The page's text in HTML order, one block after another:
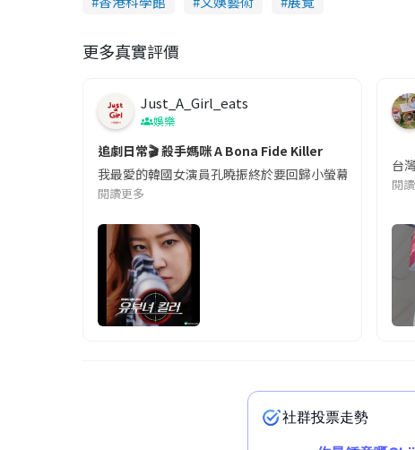
更多真實評價
Just_A_Girl_eats
娛樂
追劇日常🎬 殺手媽咪 A Bona Fide Killer
我最愛的韓國女演員孔曉振終於要回歸小螢幕啦!這次的
閱讀更多
台
閱